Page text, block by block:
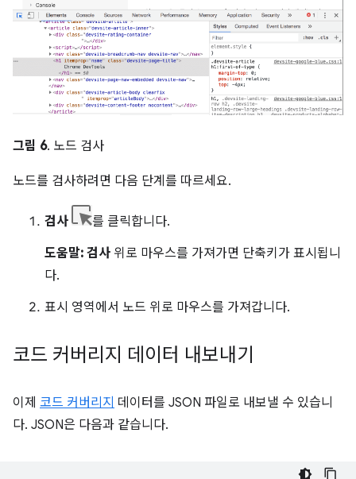
그림 6. 노드 검사
노드를 검사하려면 다음 단계를 따르세요.
검사
를 클릭합니다.
도움말: 검사 위로 마우스를 가져가면 단축키가 표시됩니
다.
표시 영역에서 노드 위로 마우스를 가져갑니다.
코드 커버리지 데이터 내보내기
이제 코드 커버리지 데이터를 JSON 파일로 내보낼 수 있습니
다. JSON은 다음과 같습니다.